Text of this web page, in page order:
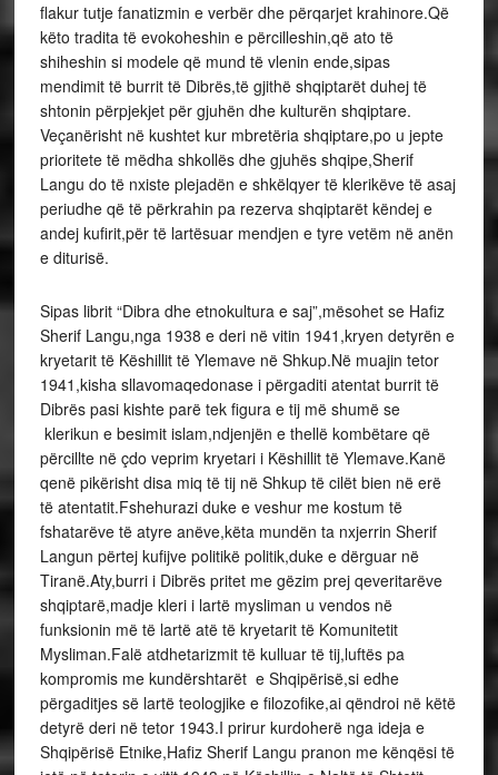
flakur tutje fanatizmin e verbër dhe përqarjet krahinore.Që
këto tradita të evokoheshin e përcilleshin,që ato të
shiheshin si modele që mund të vlenin ende,sipas
mendimit të burrit të Dibrës,të gjithë shqiptarët duhej të
shtonin përpjekjet për gjuhën dhe kulturën shqiptare.
Veçanërisht në kushtet kur mbretëria shqiptare,po u jepte
prioritete të mëdha shkollës dhe gjuhës shqipe,Sherif
Langu do të nxiste plejadën e shkëlqyer të klerikëve të asaj
periudhe që të përkrahin pa rezerva shqiptarët këndej e
andej kufirit,për të lartësuar mendjen e tyre vetëm në anën
e diturisë.
Sipas librit “Dibra dhe etnokultura e saj”,mësohet se Hafiz
Sherif Langu,nga 1938 e deri në vitin 1941,kryen detyrën e
kryetarit të Këshillit të Ylemave në Shkup.Në muajin tetor
1941,kisha sllavomaqedonase i përgaditi atentat burrit të
Dibrës pasi kishte parë tek figura e tij më shumë se
klerikun e besimit islam,ndjenjën e thellë kombëtare që
përcillte në çdo veprim kryetari i Këshillit të Ylemave.Kanë
qenë pikërisht disa miq të tij në Shkup të cilët bien në erë
të atentatit.Fshehurazi duke e veshur me kostum të
fshatarëve të atyre anëve,këta mundën ta nxjerrin Sherif
Langun përtej kufijve politikë politik,duke e dërguar në
Tiranë.Aty,burri i Dibrës pritet me gëzim prej qeveritarëve
shqiptarë,madje kleri i lartë mysliman u vendos në
funksionin më të lartë atë të kryetarit të Komunitetit
Mysliman.Falë atdhetarizmit të kulluar të tij,luftës pa
kompromis me kundërshtarët e Shqipërisë,si edhe
përgaditjes së lartë teologjike e filozofike,ai qëndroi në këtë
detyrë deri në tetor 1943.I prirur kurdoherë nga ideja e
Shqipërisë Etnike,Hafiz Sherif Langu pranon me kënqësi të